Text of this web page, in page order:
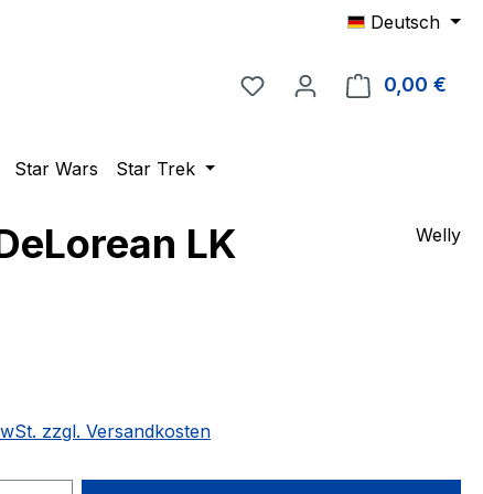
Deutsch
Du hast 0 Produkte auf
0,00 €
Star Wars Star Trek
LK
Welly
zzgl. Versandkosten